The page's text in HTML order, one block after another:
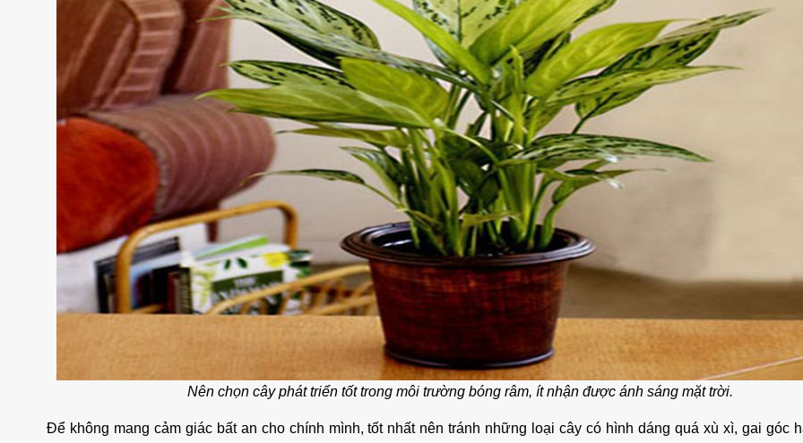
Nên chọn cây phát triển tốt trong môi trường bóng râm, ít nhận được ánh sáng mặt trời.
Để không mang cảm giác bất an cho chính mình, tốt nhất nên tránh những loại cây có hình dáng quá xù xì, gai góc
Cho Thuê Nhà Verosa Quận 9
Full Nội Thất Đường 291
40 triệu/tháng
2 lầu 102m2 3
Cho Thuê Nhà Khu Verosa
Khang Điền Full Nội Thất Giá
Siêu Rẻ
25 triệu/tháng
2 lầu 102m2 3
Cho Thuê nhà khu
Điền Full Nội Thất
40 triệu/tháng
2 lầu 6*17